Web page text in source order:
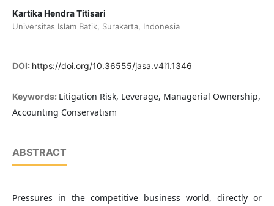
Kartika Hendra Titisari
Universitas Islam Batik, Surakarta, Indonesia
DOI: https://doi.org/10.36555/jasa.v4i1.1346
Keywords: Litigation Risk, Leverage, Managerial Ownership,
Accounting Conservatism
ABSTRACT
Pressures in the competitive business world, directly or